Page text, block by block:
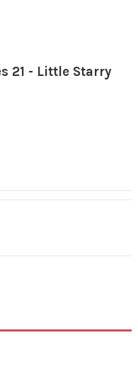
21 - Little Starry